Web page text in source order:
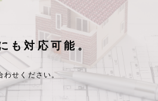
も対応可能。
わせください。